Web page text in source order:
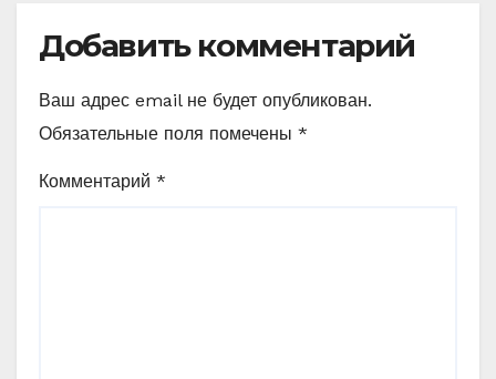
Добавить комментарий
Ваш адрес email не будет опубликован.
Обязательные поля помечены *
Комментарий *